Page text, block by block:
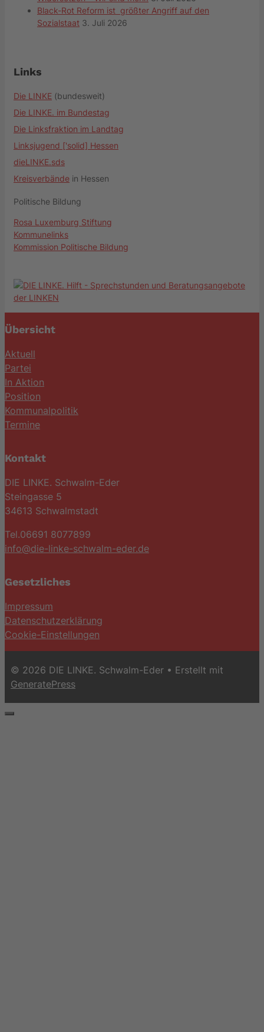
Black-Rot Reform ist größter Angriff auf den
Sozialstaat 3. Juli 2026
Links
Die LINKE (bundesweit)
Die LINKE. im Bundestag
Die Linksfraktion im Landtag
Linksjugend ['solid] Hessen
dieLINKE.sds
Kreisverbände in Hessen
Politische Bildung
Rosa Luxemburg Stiftung
Kommunelinks
Kommission Politische Bildung
Übersicht
Aktuell
Partei
In Aktion
Position
Kommunalpolitik
Termine
Kontakt
DIE LINKE. Schwalm-Eder
Steingasse 5
34613 Schwalmstadt
Tel.06691 8077899
info@die-linke-schwalm-eder.de
Gesetzliches
Impressum
Datenschutzerklärung
Cookie-Einstellungen
© 2026 DIE LINKE. Schwalm-Eder • Erstellt mit
GeneratePress
Schließen